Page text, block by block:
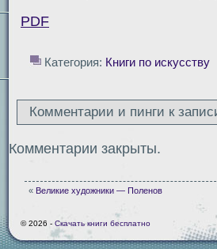
PDF
Категория: Книги по искусству
Комментарии и пинги к
Комментарии закрыты.
« Великие художники — Поленов
© 2026 - Скачать книги бесплатно